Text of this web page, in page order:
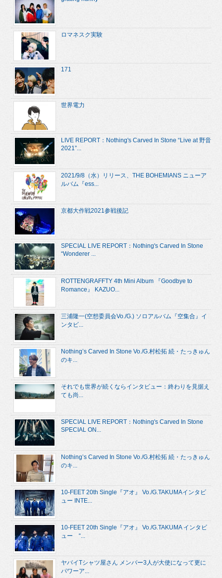
ロマネスク実験
171
世界電力
LIVE REPORT：Nothing's Carved In Stone “Live at 野音
2021”...
2021/9/8（水）リリース、THE BOHEMIANS ニューア
ルバム『ess...
京都大作戦2021参戦後記
SPECIAL LIVE REPORT：Nothing's Carved In Stone
“Wonderer ...
ROTTENGRAFFTY 4th Mini Album 『Goodbye to
Romance』 KAZUO...
三浦隆一(空想委員会Vo./G.) ソロアルバム『空集合』イ
ンタビ...
Nothing’s Carved In Stone Vo./G.村松拓 続・たっきゅん
のキ...
それでも世界が続くならインタビュー：終わりを見据え
ても尚...
SPECIAL LIVE REPORT：Nothing's Carved In Stone
SPECIAL ON...
Nothing’s Carved In Stone Vo./G.村松拓 続・たっきゅん
のキ...
10-FEET 20th Single『アオ』 Vo./G.TAKUMAインタビ
ュー INTE...
10-FEET 20th Single『アオ』 Vo./G.TAKUMA インタビ
ュー “...
ヤバイTシャツ屋さん メンバー3人が大使になって更に
パワーア...